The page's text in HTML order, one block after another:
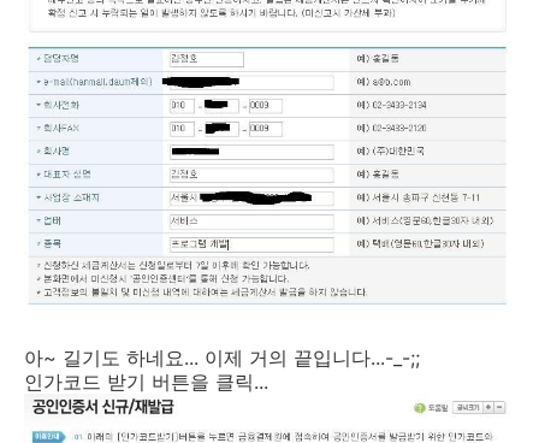
아~ 길기도 하네요... 이제 거의 끝입니다...-_-;;
인가코드 받기 버튼을 클릭...